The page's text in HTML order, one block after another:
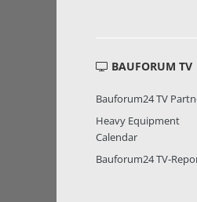
BAUFORUM TV
Bauforum24 TV
Heavy Equipment
Calendar
Bauforum24 TV-